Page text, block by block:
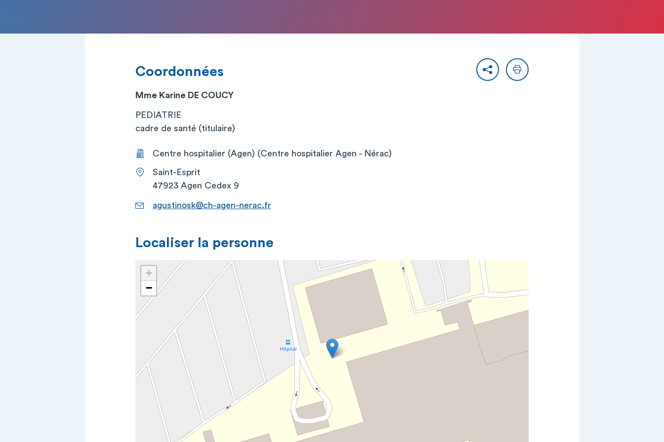
PartagerImprimer
Coordonnées
Mme Karine DE COUCY
PEDIATRIE
cadre de santé (titulaire)
Centre hospitalier (Agen) (Centre hospitalier Agen - Nérac)
Saint-Esprit
47923 Agen Cedex 9
agustinosk@ch-agen-nerac.fr
Localiser la personne
+
−